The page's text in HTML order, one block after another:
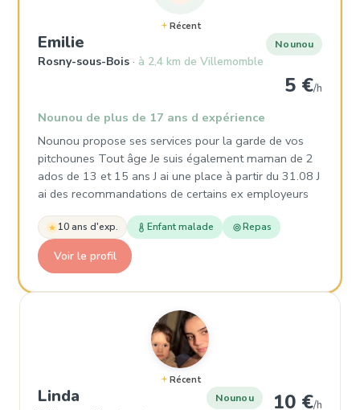
Récent
Emilie , Nounou à Rosny-sous-Bois
Rosny-sous-Bois à 2,4 km de Villemomble
Nounou
5 €/h
Nounou de plus de 17 ans d expérience
Nounou propose ses services pour la garde de vos
pitchounes Tout âge Je suis également maman de 2
ados de 13 et 15 ans J ai une place à partir du 31.08 J
ai des recommandations de certains ex employeurs
10 ans d'exp. Enfant malade Repas
Voir le profil
Récent
Linda , Nounou à Villemomble
Nounou 10 €/h